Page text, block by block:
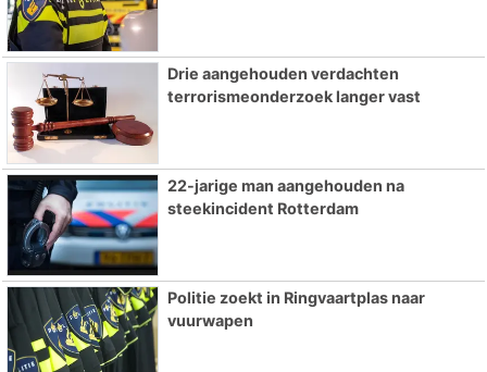
Drie aangehouden verdachten
terrorismeonderzoek langer vast
22-jarige man aangehouden na
steekincident Rotterdam
Politie zoekt in Ringvaartplas naar
vuurwapen